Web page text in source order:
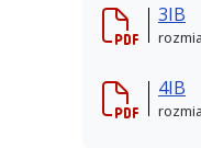
3IB
4IB